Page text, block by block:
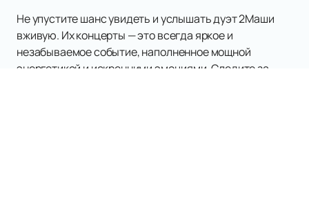
Не упустите шанс увидеть и услышать дуэт 2Маши
вживую. Их концерты — это всегда яркое и
незабываемое событие, наполненное мощной
энергетикой и искренними эмоциями. Следите за